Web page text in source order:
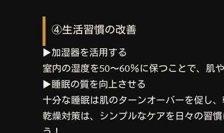
④生活習慣の改善
▶︎加湿器を活用する
室内の湿度を50〜60％に保つことで、肌
▶︎睡眠の質を向上させる
十分な睡眠は肌のターンオーバーを促し
乾燥対策は、シンプルなケアを日々の習